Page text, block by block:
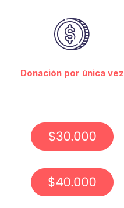
Donación por única vez